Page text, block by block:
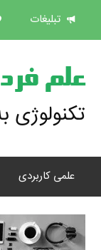
تبلیغات
علم
تکنولوژی
علمی کاربردی